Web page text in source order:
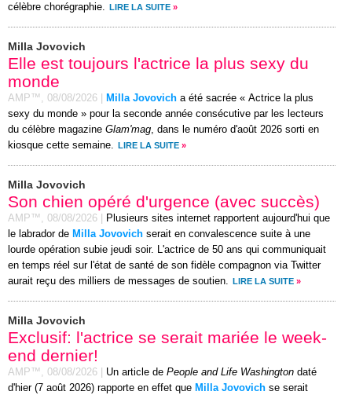
célèbre chorégraphie.
LIRE LA SUITE »
Milla Jovovich
Elle est toujours l'actrice la plus sexy du
monde
AMP™, 08/08/2026 Milla Jovovich a été sacrée « Actrice la plus
sexy du monde » pour la seconde année consécutive par les lecteurs
du célèbre magazine Glam'mag, dans le numéro d'août 2026 sorti en
kiosque cette semaine.
LIRE LA SUITE »
Milla Jovovich
Son chien opéré d'urgence (avec succès)
AMP™, 08/08/2026
Plusieurs sites internet rapportent aujourd'hui que
le labrador de Milla Jovovich serait en convalescence suite à une
lourde opération subie jeudi soir. L'actrice de 50 ans qui communiquait
en temps réel sur l'état de santé de son fidèle compagnon via Twitter
aurait reçu des milliers de messages de soutien.
LIRE LA SUITE »
Milla Jovovich
Exclusif: l'actrice se serait mariée le week-
end dernier!
AMP™, 08/08/2026 Un article de People and Life Washington daté
d'hier (7 août 2026) rapporte en effet que Milla Jovovich se serait